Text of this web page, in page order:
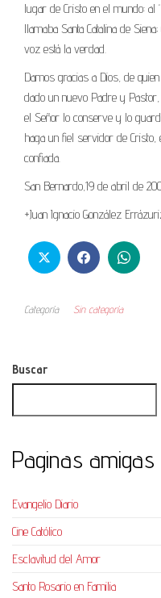
lugar de Cristo en el mundo: al
llamaba Santa Catalina de
voz está la verdad.
Damos gracias a Dios, de
dado un nuevo Padre y
el Señor lo conserve y lo
haga un fiel servidor de
confiada.
San Bernardo,19 de abril de
+Juan Ignacio González
Categoría Sin categoría
Buscar
Paginas amigas
Evangelio Diario
Cine Católico
Esclavitud del Amor
Santo Rosario en Familia